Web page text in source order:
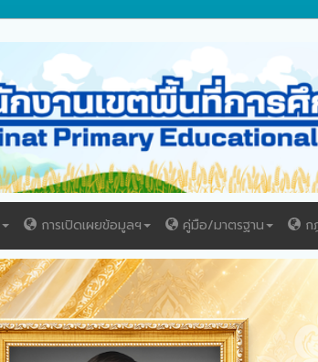
การเปิดเผยข้อมูลฯ คู่มือ/มาตรฐาน ก